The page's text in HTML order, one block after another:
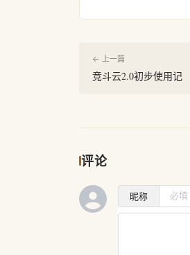
← 上一篇
竞斗云2.0初步使用记
评论
昵称